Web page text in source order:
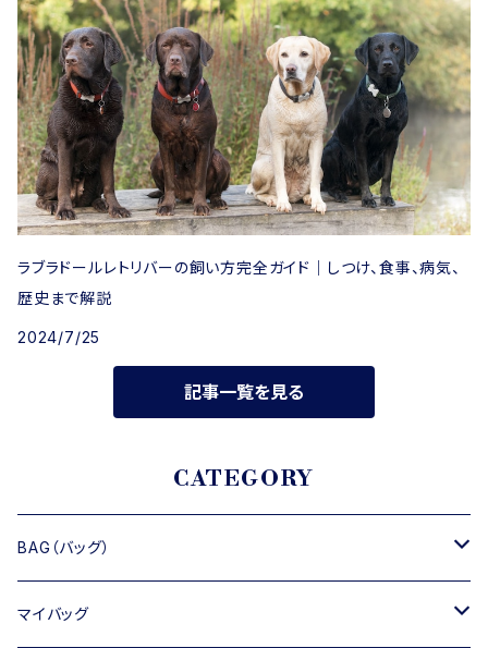
ラブラドールレトリバーの飼い方完全ガイド｜しつけ、食事、病気、
歴史まで解説
2024/7/25
記事一覧を見る
CATEGORY
BAG（バッグ）
トートバッグ
マイバッグ